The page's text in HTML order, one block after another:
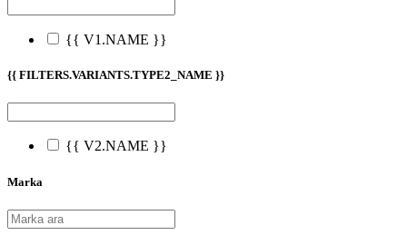
{{ V1.NAME }}
{{ FILTERS.VARIANTS.TYPE2_NAME }}
{{ V2.NAME }}
Marka